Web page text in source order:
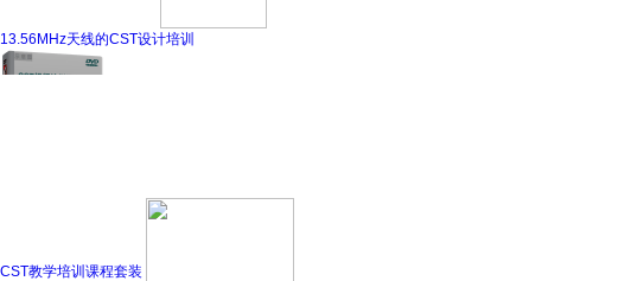
13.56MHz天线的CST设计培训
CST教学培训课程套装